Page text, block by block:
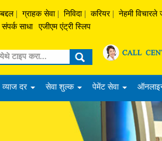
ग्राहक सेवा निविदा करियर नेहमी विचारले
साधा
एजीएम एंट्री स्लिप
व्याज दर सेवा शुल्क पेमेंट सेवा